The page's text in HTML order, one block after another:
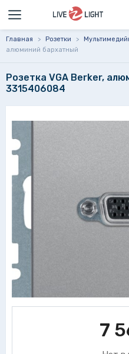
Главная > Розетки >
алюминий бархатный
Розетка VGA Berker,
3315406084
7